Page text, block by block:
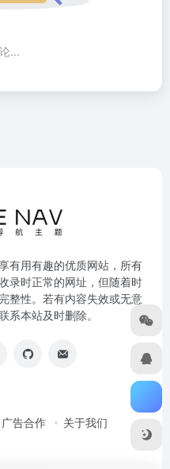
...
有用有趣的优质网站，所有
录时正常的网址，但随着时
整性。若有内容失效或无意
系本站及时删除。
广告合作 关于我们